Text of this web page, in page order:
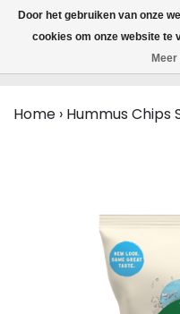
Home › Hummus Chips
Door het gebruiken van onze
cookies om onze website te